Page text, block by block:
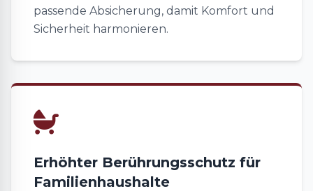
passende Absicherung, damit Komfort und
Sicherheit harmonieren.
Erhöhter Berührungsschutz für
Familienhaushalte